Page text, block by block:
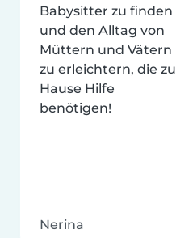
Babysitter zu finden
und den Alltag von
Müttern und Vätern
zu erleichtern, die zu
Hause Hilfe
benötigen!
Nerina